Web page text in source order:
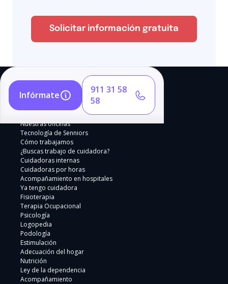
Solicitar información gratuita
Infórmate
911 31 58
58
Nuestras oficinas
Tecnología de Senniors
Cómo trabajamos
¿Buscas trabajo de cuidadora?
Cuidadoras internas
Cuidadoras por horas
Acompañamiento en hospitales
Ya tengo cuidadora
Fisioterapia
Terapia Ocupacional
Psicología
Logopedia
Podología
Estimulación
Adecuación del hogar
Nutrición
Ley de la dependencia
Acompañamiento